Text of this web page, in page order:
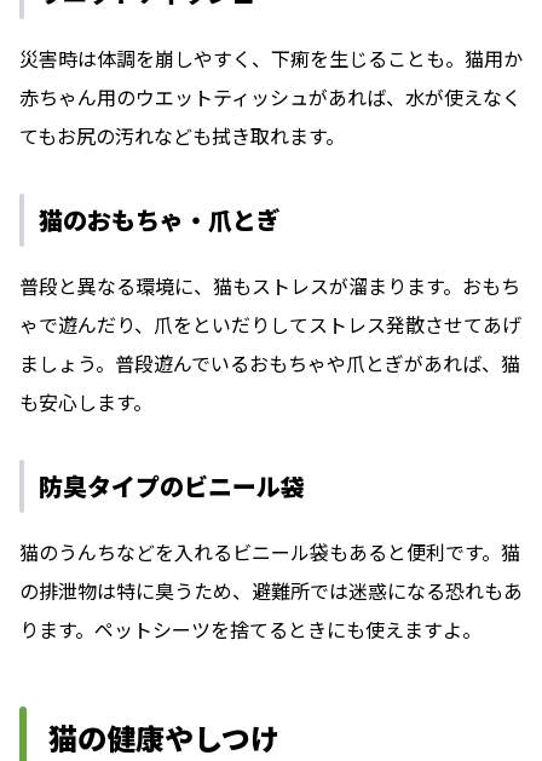
災害時は体調を崩しやすく、下痢を生じることも。猫用か
赤ちゃん用のウエットティッシュがあれば、水が使えなく
てもお尻の汚れなども拭き取れます。
猫のおもちゃ・爪とぎ
普段と異なる環境に、猫もストレスが溜まります。おもち
ゃで遊んだり、爪をといだりしてストレス発散させてあげ
ましょう。普段遊んでいるおもちゃや爪とぎがあれば、猫
も安心します。
防臭タイプのビニール袋
猫のうんちなどを入れるビニール袋もあると便利です。猫
の排泄物は特に臭うため、避難所では迷惑になる恐れもあ
ります。ペットシーツを捨てるときにも使えますよ。
猫の健康やしつけ